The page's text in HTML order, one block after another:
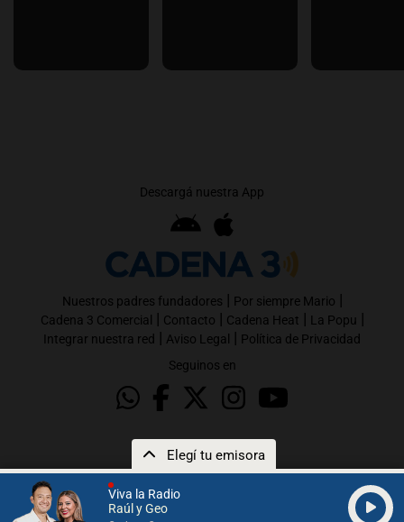
Viva la Radio
Raúl y Geo
Elegí tu emisora
Descargá nuestra App
Nuestros padres fundadores | Por siempre Mario |
Cadena 3 Comercial | Contacto | Cadena Heat | La Popu |
Integrar nuestra red | Aviso Legal | Política de Privacidad
Seguinos en